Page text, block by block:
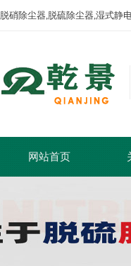
脱硝除尘器,脱硫除尘器,湿式静
网站首页